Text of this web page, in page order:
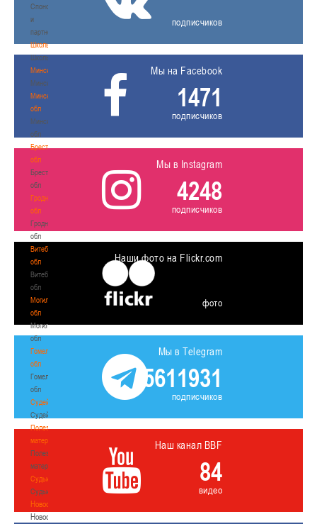
Спонсоры
и
партнеры
Школы
Школы
Минск
Минск
Минская
обл
Минская
обл
Брестская
обл
Брестская
обл
Гродненская
обл
Гродненская
обл
Витебская
обл
Витебская
обл
Могилевская
обл
Могилевская
обл
Гомельская
обл
Гомельская
обл
Судейство
Судейство
Полезные
материалы
Полезные
материалы
Судьи
Судьи
Новости
Новости
подписчиков
Мы на Facebook
1471
подписчиков
Мы в Instagram
4248
подписчиков
Наши фото на Flickr.com
фото
Мы в Telegram
5611931
подписчиков
Наш канал BBF
84
видео